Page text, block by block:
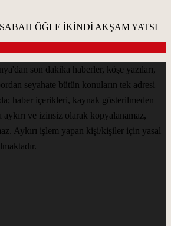
SABAH ÖĞLE İKİNDİ AKŞAMYATSI
son dakika haberler, köşe yazıları,
seyahate bütün konuların tek adresi
haber içerikleri, kaynak gösterilmeden
aykırı ve izinsiz olarak kopyalanamaz,
Aykırı işlem yapan kişi/kişiler için yasal